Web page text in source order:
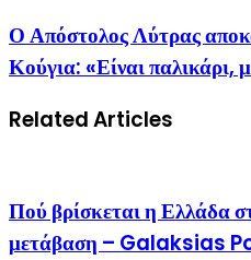
Ο Απόστολος Λύτρας
Κούγια: «Είναι παλικάρι,
Related Articles
Πού βρίσκεται η Ελλάδα
μετάβαση – Galaksias